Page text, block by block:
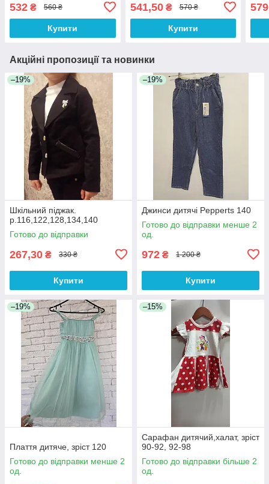
532 ₴ 560 ₴
Купити
541,50₴ 570 ₴
Купити
Акційні пропозиції та новинки
–19%
Шкільний піджак.
р.116,122,128,134,140
Готово до відправки
267,30 ₴ 330 ₴
Купити
–19%
Джинси дитячі Pepperts 140
Готово до відправки менше 2
од.
972 ₴ 1 200 ₴
Купити
–19%
Плаття дитяче, зріст 120
Готово до відправки менше 2
од.
–15%
Сарафан дитячий,халат, зріст
90-92, 92-98
Готово до відправки більше 2
од.